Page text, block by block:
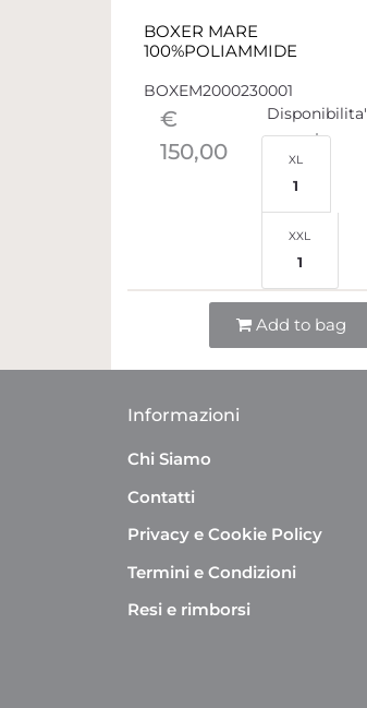
BOXER MARE
100%POLIAMMIDE
BOXEM2000230001
€
150,00
Disponibilita'
XL
1
XXL
1
Add to bag
Informazioni
Chi Siamo
Contatti
Privacy e Cookie Policy
Termini e Condizioni
Resi e rimborsi